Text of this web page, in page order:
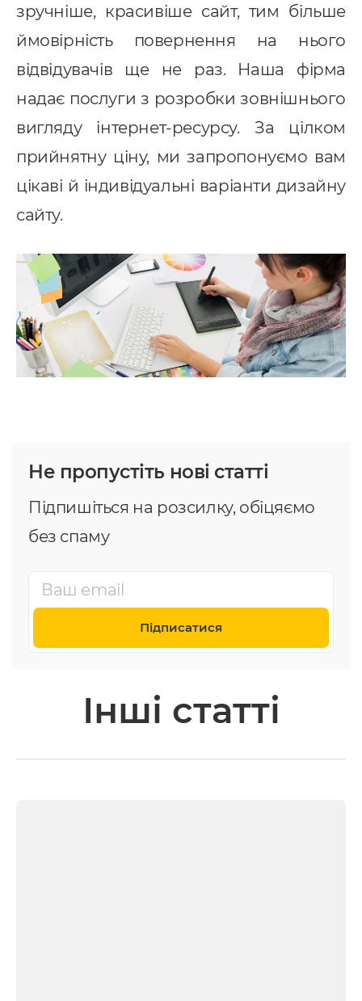
зручніше, красивіше сайт, тим більше
ймовірність повернення на нього
відвідувачів ще не раз. Наша фірма
надає послуги з розробки зовнішнього
вигляду інтернет-ресурсу. За цілком
прийнятну ціну, ми запропонуємо вам
цікаві й індивідуальні варіанти дизайну
сайту.
Не пропустіть нові статті
Підпишіться на розсилку, обіцяємо
без спаму
Підписатися
Інші статті